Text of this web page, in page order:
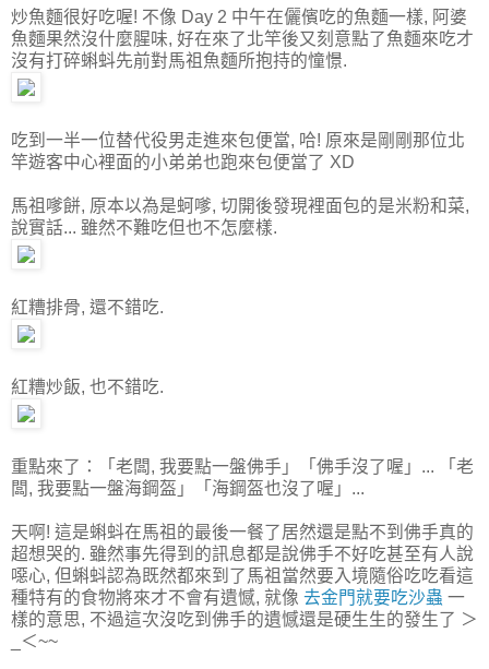
炒魚麵很好吃喔! 不像 Day 2 中午在儷儐吃的魚麵一樣, 阿婆
魚麵果然沒什麼腥味, 好在來了北竿後又刻意點了魚麵來吃才
沒有打碎蝌蚪先前對馬祖魚麵所抱持的憧憬.
吃到一半一位替代役男走進來包便當, 哈! 原來是剛剛那位北
竿遊客中心裡面的小弟弟也跑來包便當了 XD
馬祖嗲餅, 原本以為是蚵嗲, 切開後發現裡面包的是米粉和菜,
說實話... 雖然不難吃但也不怎麼樣.
紅糟排骨, 還不錯吃.
紅糟炒飯, 也不錯吃.
重點來了：「老闆, 我要點一盤佛手」「佛手沒了喔」... 「老
闆, 我要點一盤海鋼盔」「海鋼盔也沒了喔」...
天啊! 這是蝌蚪在馬祖的最後一餐了居然還是點不到佛手真的
超想哭的. 雖然事先得到的訊息都是說佛手不好吃甚至有人說
噁心, 但蝌蚪認為既然都來到了馬祖當然要入境隨俗吃吃看這
種特有的食物將來才不會有遺憾, 就像 去金門就要吃沙蟲 一
樣的意思, 不過這次沒吃到佛手的遺憾還是硬生生的發生了 ＞
_＜~~